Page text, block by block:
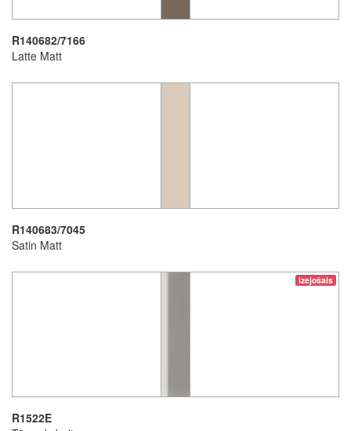
R140682/7166
Latte Matt
R140683/7045
Satin Matt
izejošais
R1522E